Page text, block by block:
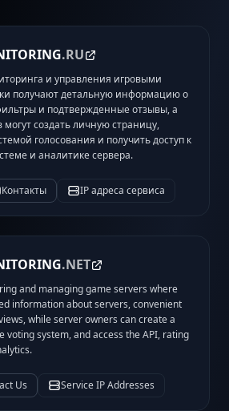
.RU
и управления игровыми
получают детальную информацию о
и подтвержденные отзывы, а
создать личную страницу,
голосования и получить доступ к
и аналитике сервера.
Контакты IP адреса сервиса
.NET
and managing game servers where
information about servers, convenient
while server owners can create a
voting system, and access the API, rating
Us Service IP Addresses